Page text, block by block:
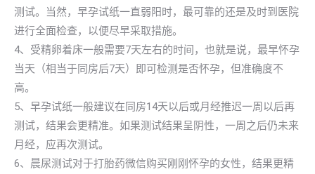
测试。当然，早孕试纸一直弱阳时，最可靠的还是及时到医院
进行全面检查，以便尽早采取措施。
4、受精卵着床一般需要7天左右的时间，也就是说，最早怀孕
当天（相当于同房后7天）即可检测是否怀孕，但准确度不
高。
5、早孕试纸一般建议在同房14天以后或月经推迟一周以后再
测试，结果会更精准。如果测试结果呈阴性，一周之后仍未来
月经，应再次测试。
6、晨尿测试对于打胎药微信购买刚刚怀孕的女性，结果更精